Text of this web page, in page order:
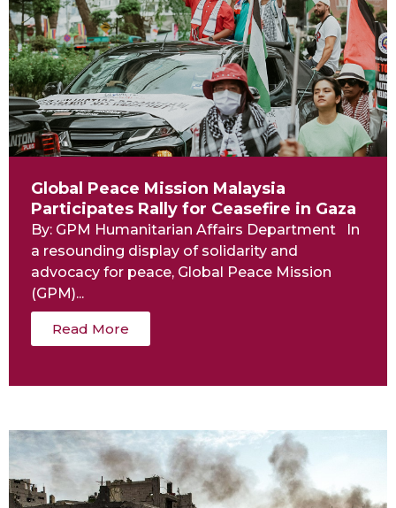
Global Peace Mission Malaysia
Participates Rally for Ceasefire in Gaza
By: GPM Humanitarian Affairs Department In
a resounding display of solidarity and
advocacy for peace, Global Peace Mission
(GPM)...
Read More